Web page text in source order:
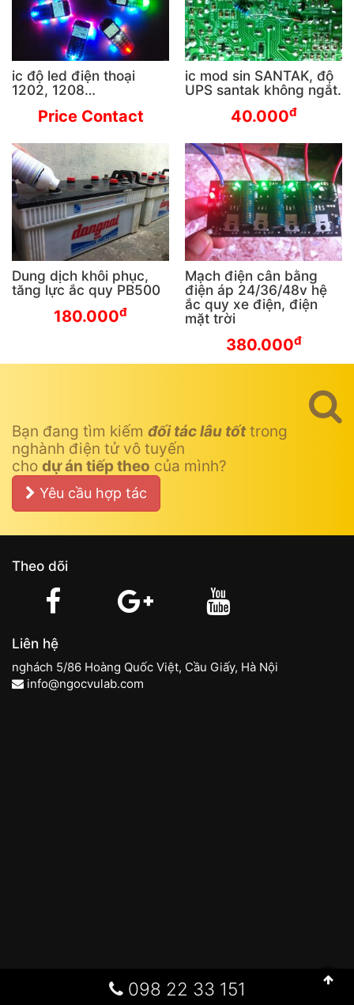
ic độ led điện thoại
1202, 1208…
Price Contact
ic mod sin SANTAK, độ
UPS santak không ngắt.
40.000đ
Dung dịch khôi phục,
tăng lực ắc quy PB500
180.000đ
Mạch điện cân bằng
điện áp 24/36/48v hệ
ắc quy xe điện, điện
mặt trời
380.000đ
Bạn đang tìm kiếm đối tác lâu tốttrong
nghành điện tử vô tuyến
cho dự án tiếp theo của mình?
Yêu cầu hợp tác
Theo dõi
Liên hệ
nghách 5/86 Hoàng Quốc Việt, Cầu Giấy, Hà Nội
info@ngocvulab.com
098 22 33 151